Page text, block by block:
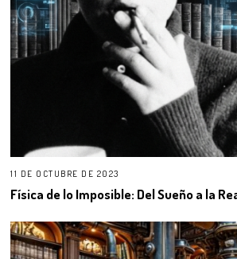
11 DE OCTUBRE DE 2023
Física de lo Imposible: Del Sueño a la